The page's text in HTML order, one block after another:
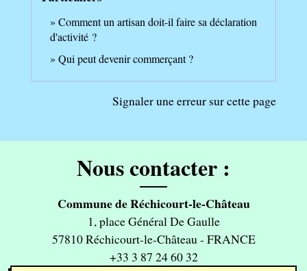
Comment un artisan doit-il faire sa déclaration
d'activité ?
Qui peut devenir commerçant ?
Signaler une erreur sur cette page
Nous contacter :
Commune de Réchicourt-le-Château
1, place Général De Gaulle
57810 Réchicourt-le-Château - FRANCE
+33 3 87 24 60 32